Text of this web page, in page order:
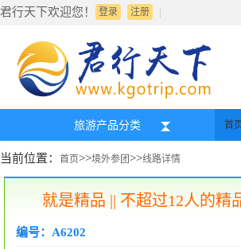
君行天下欢迎您！ 登录 |
注册
旅游产品分类 首
当前位置： 首页>>境外参团>>线路详情
就是精品 || 不超过12人的
编号：A6202